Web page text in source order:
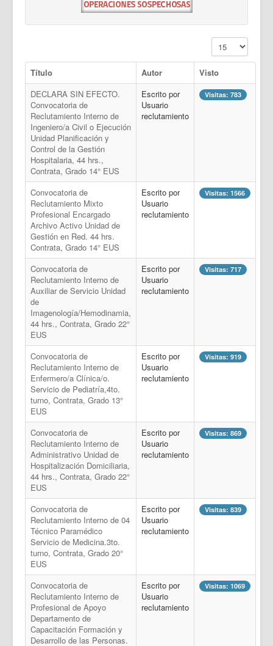
Cantidad a
Título Autor
Visto
DECLARA SIN EFECTO.
Convocatoria de
Reclutamiento Interno de
Ingeniero/a Civil o Ejecución
Unidad Planificación y
Control de la Gestión
Hospitalaria, 44 hrs.,
Contrata, Grado 14° EUS
Escrito por
Usuario
reclutamiento
Visitas: 783
Convocatoria de
Reclutamiento Mixto
Profesional Encargado
Archivo Activo Unidad de
Gestión en Red. 44 hrs.
Contrata, Grado 14° EUS
Escrito por
Usuario
reclutamiento
Visitas: 1566
Convocatoria de
Reclutamiento Interno de
Auxiliar de Servicio Unidad
de
Imagenología/Hemodinamia,
44 hrs., Contrata, Grado 22°
EUS
Escrito por
Usuario
reclutamiento
Visitas: 717
Convocatoria de
Reclutamiento Interno de
Enfermero/a Clínica/o.
Servicio de Pediatría,4to.
turno, Contrata, Grado 13°
EUS
Escrito por
Usuario
reclutamiento
Visitas: 919
Convocatoria de
Reclutamiento Interno de
Administrativo Unidad de
Hospitalización Domiciliaria,
44 hrs., Contrata, Grado 22°
EUS
Escrito por
Usuario
reclutamiento
Visitas: 869
Convocatoria de
Reclutamiento Interno de 04
Técnico Paramédico
Servicio de Medicina.3to.
turno, Contrata, Grado 20°
EUS
Escrito por
Usuario
reclutamiento
Visitas: 839
Convocatoria de
Reclutamiento Interno de
Profesional de Apoyo
Departamento de
Capacitación Formación y
Desarrollo de las Personas.
Escrito por
Usuario
reclutamiento
Visitas: 1069